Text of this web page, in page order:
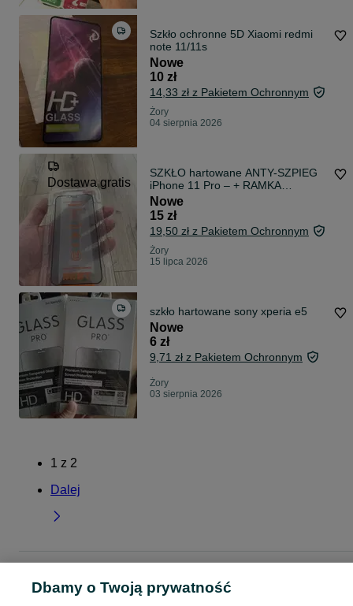
Szkło ochronne 5D Xiaomi redmi
note 11/11s
Nowe
10 zł
14,33 zł z Pakietem Ochronnym
Żory
04 sierpnia 2026
Dostawa gratis
SZKŁO hartowane ANTY-SZPIEG
iPhone 11 Pro – + RAMKA
MONTAŻOWA
Nowe
15 zł
19,50 zł z Pakietem Ochronnym
Żory
15 lipca 2026
szkło hartowane sony xperia e5
Nowe
6 zł
9,71 zł z Pakietem Ochronnym
Żory
03 sierpnia 2026
1 z 2
Dalej
i szkła ochronne - Śląskie
Folie i szkła ochronne - Żory
Dbamy o Twoją prywatność